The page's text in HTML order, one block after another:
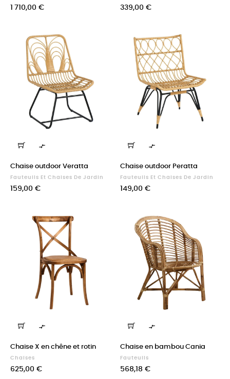
Prix
1 710,00 € Prix
339,00 €

Chaise outdoor Veratta
Fauteuils Et Chaises De Jardin
Prix
159,00 €

Chaise outdoor Peratta
Fauteuils Et Chaises De Jardin
Prix
149,00 €

Chaise X en chêne et rotin
Chaises
Prix
625,00 €

Chaise en bambou Cania
Fauteuils
Prix
568,18 €